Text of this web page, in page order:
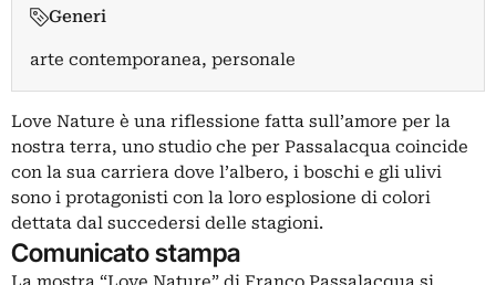
Generi
arte contemporanea, personale
Love Nature è una riflessione fatta sull’amore per la
nostra terra, uno studio che per Passalacqua coincide
con la sua carriera dove l’albero, i boschi e gli ulivi
sono i protagonisti con la loro esplosione di colori
dettata dal succedersi delle stagioni.
Comunicato stampa